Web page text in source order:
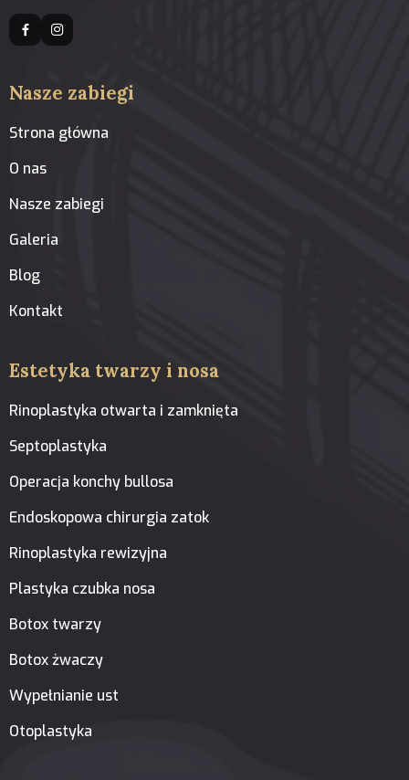
Nasze zabiegi
Strona główna
O nas
Nasze zabiegi
Galeria
Blog
Kontakt
Estetyka twarzy i nosa
Rinoplastyka otwarta i zamknięta
Septoplastyka
Operacja konchy bullosa
Endoskopowa chirurgia zatok
Rinoplastyka rewizyjna
Plastyka czubka nosa
Botox twarzy
Botox żwaczy
Wypełnianie ust
Otoplastyka